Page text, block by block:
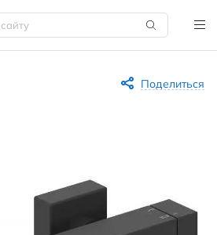
Поделиться